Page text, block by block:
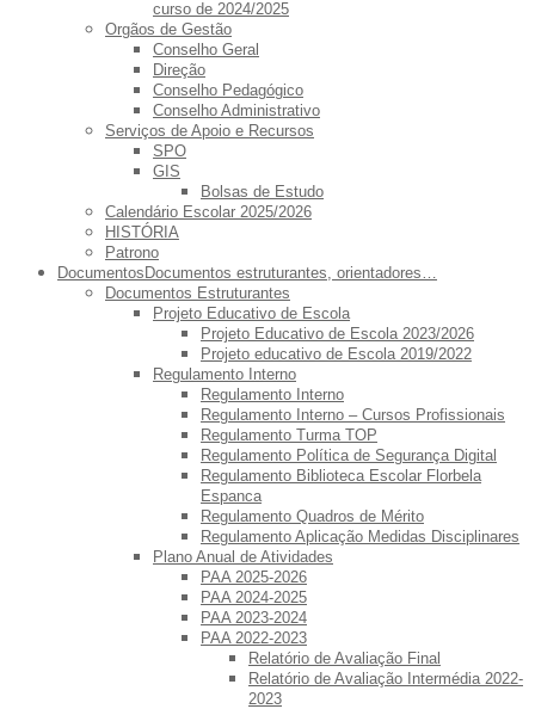
curso de 2024/2025
Orgãos de Gestão
Conselho Geral
Direção
Conselho Pedagógico
Conselho Administrativo
Serviços de Apoio e Recursos
SPO
GIS
Bolsas de Estudo
Calendário Escolar 2025/2026
HISTÓRIA
Patrono
Documentos Documentos estruturantes, orientadores…
Documentos Estruturantes
Projeto Educativo de Escola
Projeto Educativo de Escola 2023/2026
Projeto educativo de Escola 2019/2022
Regulamento Interno
Regulamento Interno
Regulamento Interno – Cursos Profissionais
Regulamento Turma TOP
Regulamento Política de Segurança Digital
Regulamento Biblioteca Escolar Florbela
Espanca
Regulamento Quadros de Mérito
Regulamento Aplicação Medidas Disciplinares
Plano Anual de Atividades
PAA 2025-2026
PAA 2024-2025
PAA 2023-2024
PAA 2022-2023
Relatório de Avaliação Final
Relatório de Avaliação Intermédia 2022-
2023